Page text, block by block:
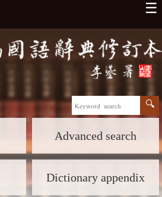
☰
Advanced search
Dictionary appendix